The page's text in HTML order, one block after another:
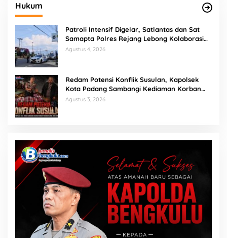
Hukum
Patroli Intensif Digelar, Satlantas dan Sat
Samapta Polres Rejang Lebong Kolaborasi
Berantas Balap Liar
Agustus 4, 2026
Redam Potensi Konflik Susulan, Kapolsek
Kota Padang Sambangi Kediaman Korban
Penganiayaan di Lubuk Mumpo
Agustus 3, 2026